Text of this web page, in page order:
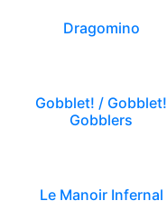
Dragomino
Gobblet! / Gobblet!
Gobblers
Le Manoir Infernal